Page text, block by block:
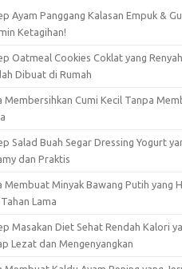
Ayam Panggang Kalasan Empuk &
Ketagihan!
Oatmeal Cookies Coklat yang
Dibuat di Rumah
Membersihkan Cumi Kecil Tanpa
Salad Buah Segar Dressing Yogurt
dan Praktis
Membuat Minyak Bawang Putih yang
Lama
Masakan Diet Sehat Rendah Kalori
Lezat dan Mengenyangkan